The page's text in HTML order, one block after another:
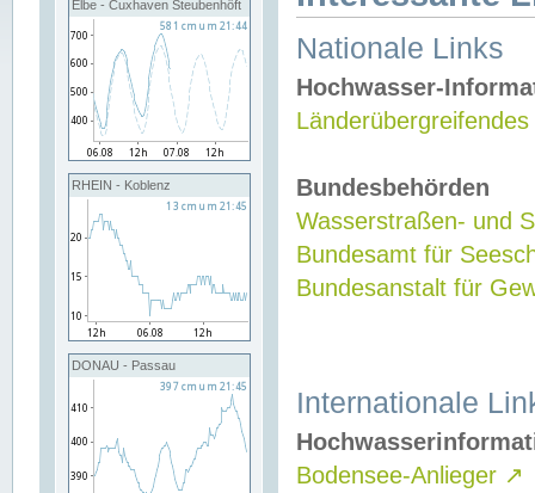
Elbe - Cuxhaven Steubenhöft
RHEIN - Koblenz
DONAU - Passau
Nationale Links
Hochwasser-
Bundesbehörden
Wasserstraßen- und
Bundesamt für
Bundesanstalt für
Internationale
Bodensee-Anlieger ↗